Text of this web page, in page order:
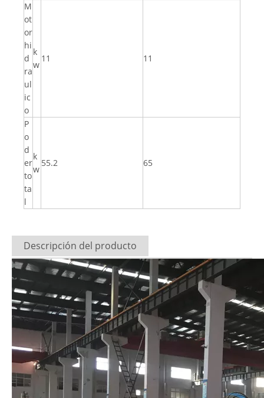
M
ot
or
hi
d
ra
ul
ic
o
k
w
11 11
P
o
d
er
to
ta
l
k
w
55.2 65
Descripción del producto